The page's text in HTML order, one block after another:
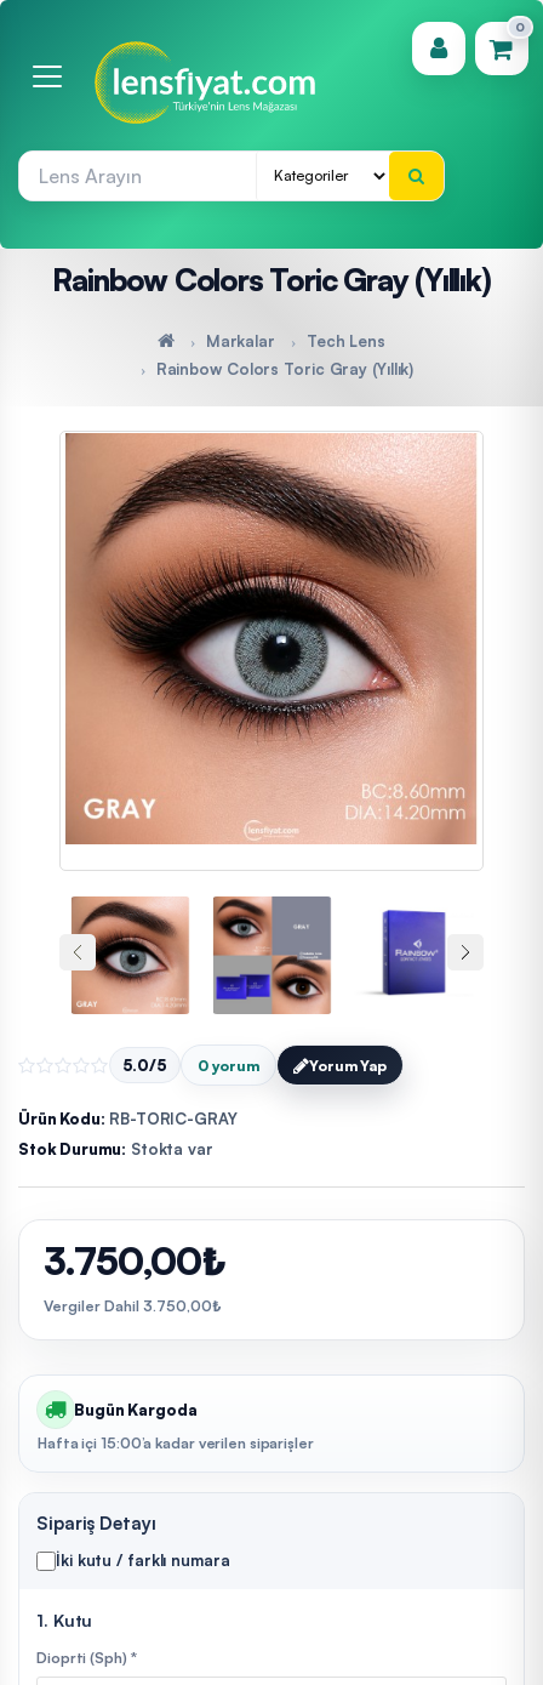
0
(0)
Rainbow Colors Toric Gray (Yıllık)
Markalar
Tech Lens
Rainbow Colors Toric Gray (Yıllık)
5.0/5 0 yorum Yorum Yap
Ürün Kodu: RB-TORIC-GRAY
Stok Durumu: Stokta var
3.750,00₺
Vergiler Dahil 3.750,00₺
Bugün Kargoda
Hafta içi 15:00’a kadar verilen siparişler
Sipariş Detayı
İki kutu / farklı numara
1. Kutu
Dioprti (Sph) *